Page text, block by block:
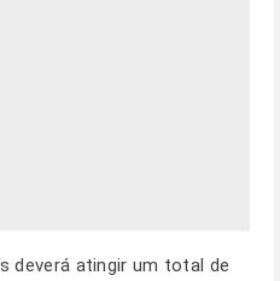
deverá atingir um total de